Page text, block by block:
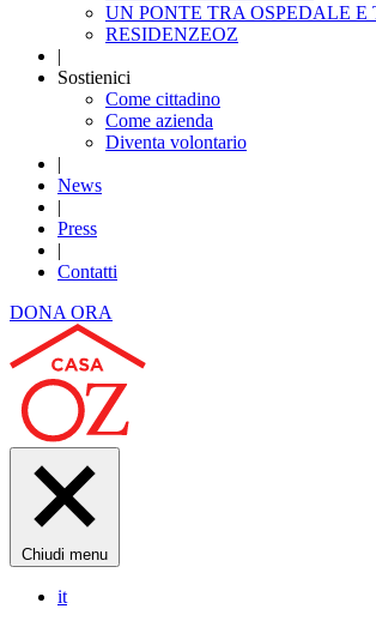
UN PONTE TRA OSPEDALE E
RESIDENZEOZ
|
Sostienici
Come cittadino
Come azienda
Diventa volontario
|
News
|
Press
|
Contatti
DONA ORA
Chiudi menu
it